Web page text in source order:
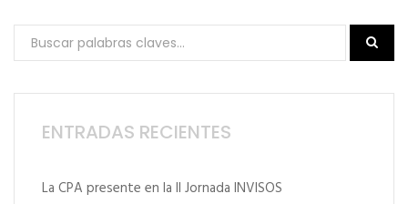
ENTRADAS RECIENTES
La CPA presente en la II Jornada INVISOS